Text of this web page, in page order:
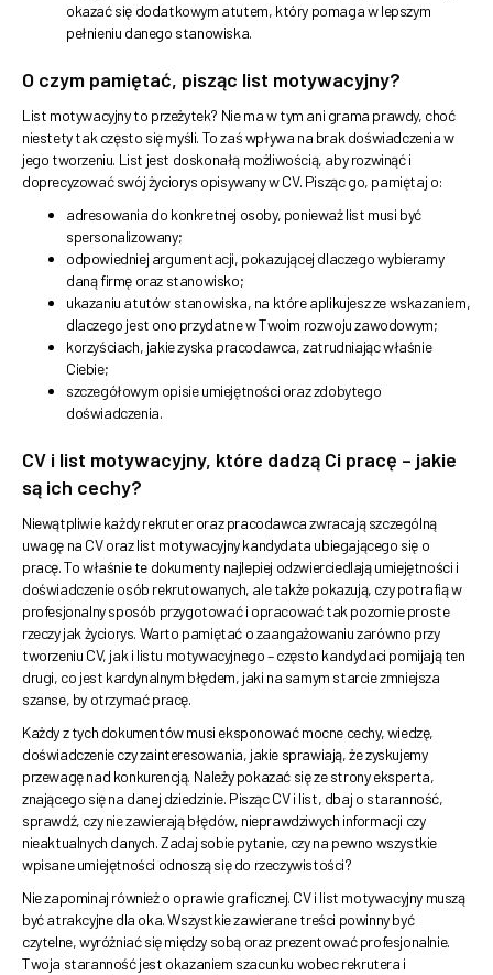
okazać się dodatkowym atutem, który pomaga w lepszym
pełnieniu danego stanowiska.
O czym pamiętać, pisząc list motywacyjny?
List motywacyjny to przeżytek? Nie ma w tym ani grama prawdy, choć
niestety tak często się myśli. To zaś wpływa na brak doświadczenia w
jego tworzeniu. List jest doskonałą możliwością, aby rozwinąć i
doprecyzować swój życiorys opisywany w CV. Pisząc go, pamiętaj o:
adresowania do konkretnej osoby, ponieważ list musi być
spersonalizowany;
odpowiedniej argumentacji, pokazującej dlaczego wybieramy
daną firmę oraz stanowisko;
ukazaniu atutów stanowiska, na które aplikujesz ze wskazaniem,
dlaczego jest ono przydatne w Twoim rozwoju zawodowym;
korzyściach, jakie zyska pracodawca, zatrudniając właśnie
Ciebie;
szczegółowym opisie umiejętności oraz zdobytego
doświadczenia.
CV i list motywacyjny, które dadzą Ci pracę – jakie
są ich cechy?
Niewątpliwie każdy rekruter oraz pracodawca zwracają szczególną
uwagę na CV oraz list motywacyjny kandydata ubiegającego się o
pracę. To właśnie te dokumenty najlepiej odzwierciedlają umiejętności i
doświadczenie osób rekrutowanych, ale także pokazują, czy potrafią w
profesjonalny sposób przygotować i opracować tak pozornie proste
rzeczy jak życiorys. Warto pamiętać o zaangażowaniu zarówno przy
tworzeniu CV, jak i listu motywacyjnego – często kandydaci pomijają ten
drugi, co jest kardynalnym błędem, jaki na samym starcie zmniejsza
szanse, by otrzymać pracę.
Każdy z tych dokumentów musi eksponować mocne cechy, wiedzę,
doświadczenie czy zainteresowania, jakie sprawiają, że zyskujemy
przewagę nad konkurencją. Należy pokazać się ze strony eksperta,
znającego się na danej dziedzinie. Pisząc CV i list, dbaj o staranność,
sprawdź, czy nie zawierają błędów, nieprawdziwych informacji czy
nieaktualnych danych. Zadaj sobie pytanie, czy na pewno wszystkie
wpisane umiejętności odnoszą się do rzeczywistości?
Nie zapominaj również o oprawie graficznej. CV i list motywacyjny muszą
być atrakcyjne dla oka. Wszystkie zawierane treści powinny być
czytelne, wyróżniać się między sobą oraz prezentować profesjonalnie.
Twoja staranność jest okazaniem szacunku wobec rekrutera i